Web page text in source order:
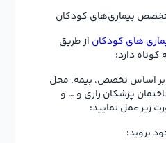
بیماری‌های کودکان
های کودکان از طریق
کوتاه دارد:
بر اساس تخصص، بیمه، محل
پزشکان رازی و … و
زیر عمل نمایید:
بروید؛